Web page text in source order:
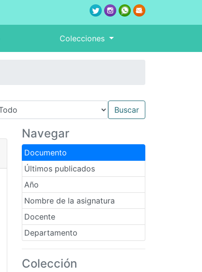
Colecciones
Navegar
Documento
Últimos publicados
Año
Nombre de la asignatura
Docente
Departamento
Colección